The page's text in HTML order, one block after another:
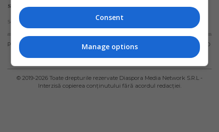
stațiune…
Scris de Daniela Stoica - joi, 25 aprilie 2024
PUBLICITATE
UTILIZARE
POLITICA DE
CONFIDENȚIALITATE
POLITICA PRIVIND
COOKIES
© 2019-2026 Toate drepturile rezervate Diaspora Media Network S.R.L -
Interzisă copierea conținutului fără acordul redacției.
Consent
Manage options